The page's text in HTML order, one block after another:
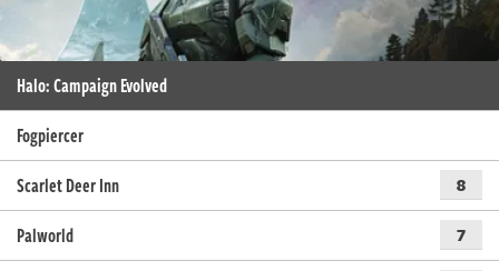
Halo: Campaign Evolved
Fogpiercer
Scarlet Deer Inn
8
Palworld 7